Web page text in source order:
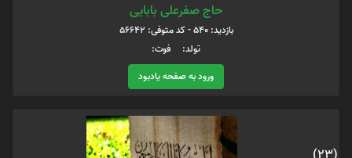
حاج صفرعلی بابایی
بازدید: 540 - کد متوفی: 56642
تولد: فوت:
ورود به صفحه یادبود